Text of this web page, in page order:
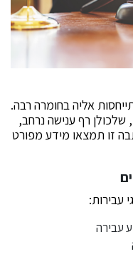
אליה בחומרה רבה.
שלכולן רף ענישה נרחב,
זו תמצאו מידע מפורט
עבירה